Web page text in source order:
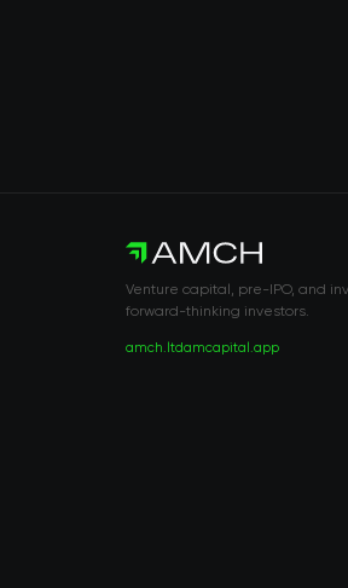
Venture capital, pre-IPO, and
forward-thinking investors.
amch.ltdamcapital.app